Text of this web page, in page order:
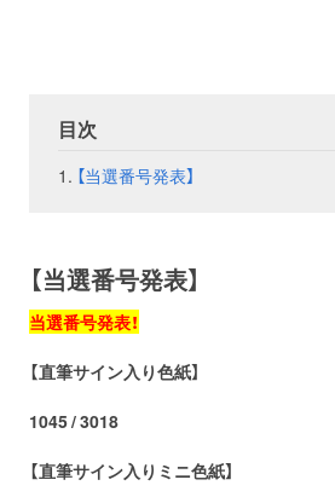
目次
【当選番号発表】
【当選番号発表】
当選番号発表！
【直筆サイン入り色紙】
1045 / 3018
【直筆サイン入りミニ色紙】